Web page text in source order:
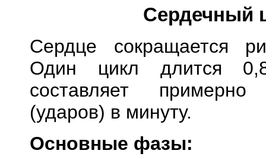
Сердечный
Сердце сокращается
Один цикл длится
составляет
(ударов) в минуту.
Основные фазы: